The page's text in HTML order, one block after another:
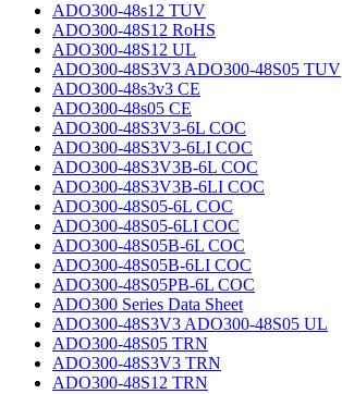
ADO300-48s12 TUV
ADO300-48S12 RoHS
ADO300-48S12 UL
ADO300-48S3V3 ADO300-48S05 TUV
ADO300-48s3v3 CE
ADO300-48s05 CE
ADO300-48S3V3-6L COC
ADO300-48S3V3-6LI COC
ADO300-48S3V3B-6L COC
ADO300-48S3V3B-6LI COC
ADO300-48S05-6L COC
ADO300-48S05-6LI COC
ADO300-48S05B-6L COC
ADO300-48S05B-6LI COC
ADO300-48S05PB-6L COC
ADO300 Series Data Sheet
ADO300-48S3V3 ADO300-48S05 UL
ADO300-48S05 TRN
ADO300-48S3V3 TRN
ADO300-48S12 TRN